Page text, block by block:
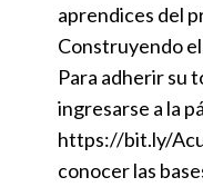
aprendices del
Construyendo
Para adherir su
ingresarse a la
https://bit.ly/
conocer las